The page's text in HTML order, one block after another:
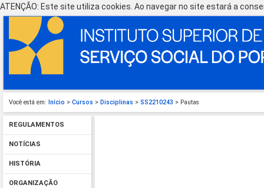
ATENÇÃO: Este site utiliza cookies. Ao navegar no site estará a
Você está em: Início > Cursos > Disciplinas > SS2210243 > Pautas
REGULAMENTOS
NOTÍCIAS
HISTÓRIA
ORGANIZAÇÃO